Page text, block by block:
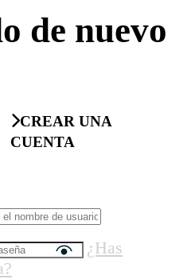
de nuevo
CREAR UNA
CUENTA
¿Has